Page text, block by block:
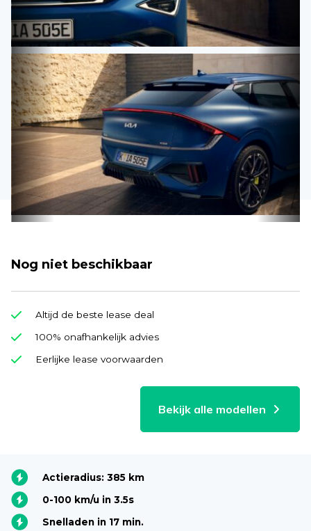
Nog niet beschikbaar
Bekijk alle modellen
Altijd de beste lease deal
100% onafhankelijk advies
Eerlijke lease voorwaarden
Actieradius: 385 km
0-100 km/u in 3.5s
Snelladen in 17 min.